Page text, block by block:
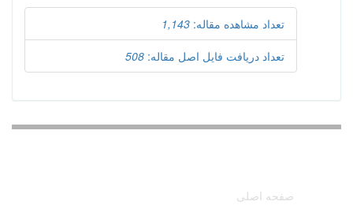
تعداد مشاهده مقاله: 1,143
تعداد دریافت فایل اصل مقاله: 508
صفحه اصلی